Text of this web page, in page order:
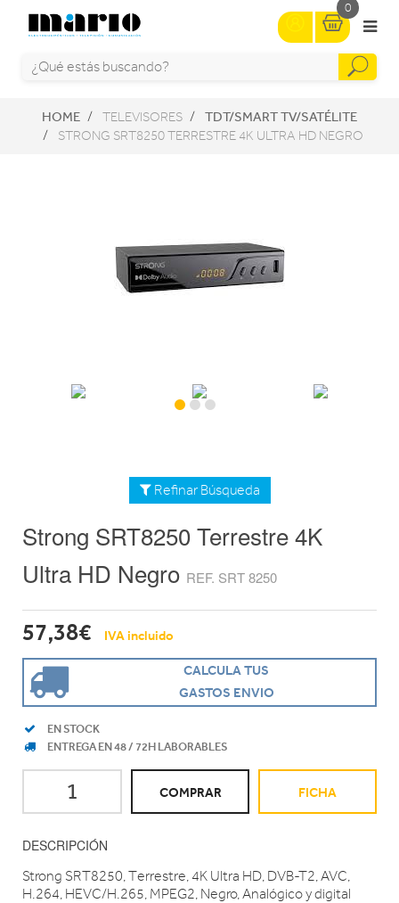
0
HOME TELEVISORES TDT/SMART TV/SATÉLITE
STRONG SRT8250 TERRESTRE 4K ULTRA HD NEGRO
Refinar Búsqueda
Strong SRT8250 Terrestre 4K
Ultra HD Negro REF. SRT 8250
57,38€ IVA incluido
CALCULA TUS
GASTOS ENVIO
EN STOCK
ENTREGA EN 48 / 72H LABORABLES
COMPRAR FICHA
DESCRIPCIÓN
Strong SRT8250, Terrestre, 4K Ultra HD, DVB-T2, AVC,
H.264, HEVC/H.265, MPEG2, Negro, Analógico y digital